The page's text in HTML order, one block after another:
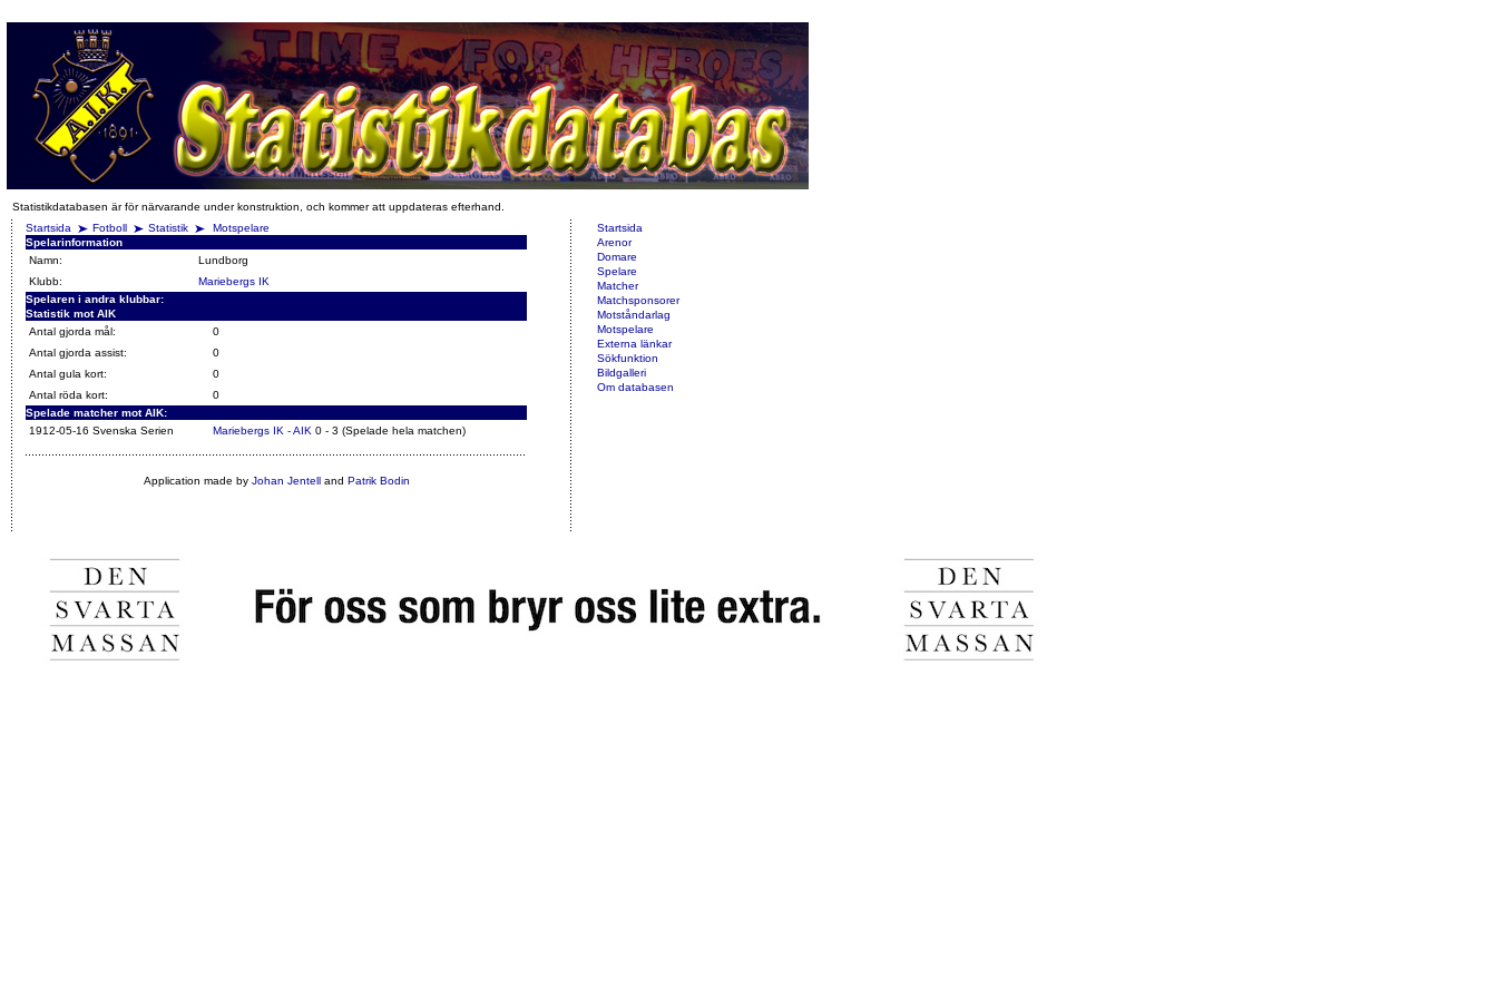
Statistikdatabasen är för närvarande under konstruktion, och kommer att uppdateras efterhand.
Startsida
Fotboll Statistik
Motspelare
Spelarinformation
Namn:
Lundborg
Klubb:
Mariebergs IK
Spelaren i andra klubbar:
Statistik mot AIK
Antal gjorda mål:
0
Antal gjorda assist:
0
Antal gula kort:
0
Antal röda kort:
0
Spelade matcher mot AIK:
1912-05-16 Svenska Serien
Mariebergs IK - AIK 0 - 3 (Spelade hela matchen)
Application made by Johan Jentelland Patrik Bodin
Startsida
Arenor
Domare
Spelare
Matcher
Matchsponsorer
Motståndarlag
Motspelare
Externa länkar
Sökfunktion
Bildgalleri
Om databasen